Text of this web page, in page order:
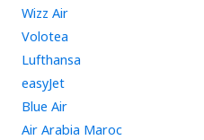
Wizz Air
Volotea
Lufthansa
easyJet
Blue Air
Air Arabia Maroc